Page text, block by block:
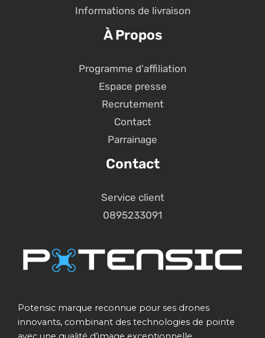
Informations de livraison
À Propos
Programme d'affiliation
Espace presse
Recrutement
Contact
Parrainage
Contact
Service client
0895233091
Potensic marque reconnue pour ses drones
innovants, combinant des technologies de pointe